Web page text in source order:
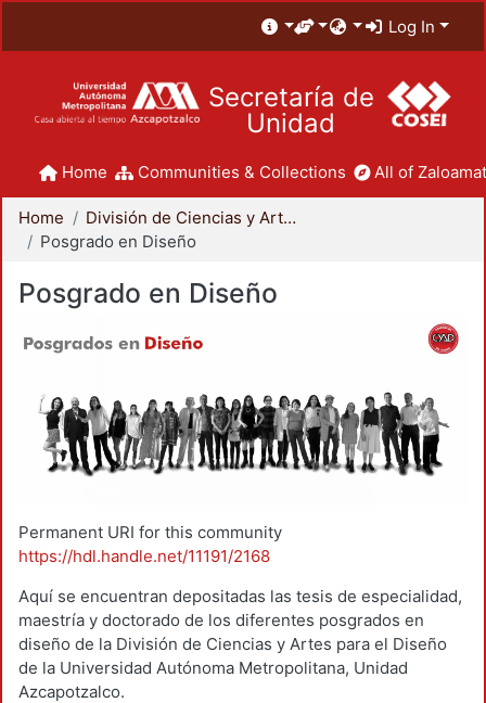
Log In
Secretaría de
Unidad
Home Communities & Collections All of
Home
División de Ciencias y Artes para el Diseño
Posgrado en Diseño
Posgrado en Diseño
Permanent URI for this community
https://hdl.handle.net/11191/2168
Aquí se encuentran depositadas las tesis de especialidad,
maestría y doctorado de los diferentes posgrados en
diseño de la División de Ciencias y Artes para el Diseño
de la Universidad Autónoma Metropolitana, Unidad
Azcapotzalco.